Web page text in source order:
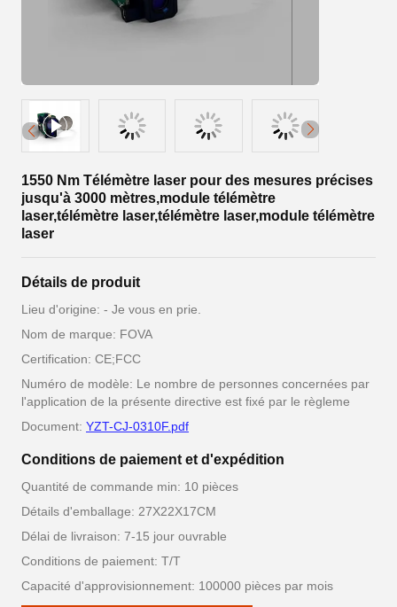
1550 Nm Télémètre laser pour des mesures précises
jusqu'à 3000 mètres,module télémètre
laser,télémètre laser,télémètre laser,module télémètre
laser
Détails de produit
Lieu d'origine: - Je vous en prie.
Nom de marque: FOVA
Certification: CE;FCC
Numéro de modèle: Le nombre de personnes concernées par
l'application de la présente directive est fixé par le règleme
Document: YZT-CJ-0310F.pdf
Conditions de paiement et d'expédition
Quantité de commande min: 10 pièces
Détails d'emballage: 27X22X17CM
Délai de livraison: 7-15 jour ouvrable
Conditions de paiement: T/T
Capacité d'approvisionnement: 100000 pièces par mois